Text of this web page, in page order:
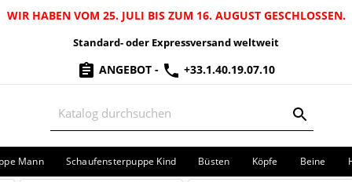
WIR HABEN VOM 25. JULI BIS ZUM 16. AUGUST GESCHLOSSEN.
Standard- oder Expressversand weltweit
ANGEBOT - +33.1.40.19.07.10
Mann Schaufensterpuppe Kind Büsten Köpfe Beine